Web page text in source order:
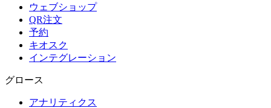
ウェブショップ
QR注文
予約
キオスク
インテグレーション
グロース
アナリティクス